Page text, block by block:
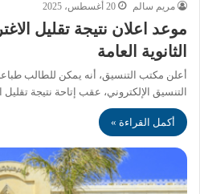
مريم سالم 20 أغسطس، 2025
الثانوية العامة
أعلن مكتب التنسيق، أنه يمكن للطالب
التنسيق الإلكتروني، عقب إتاحة نتيجة
أكمل القراءة »